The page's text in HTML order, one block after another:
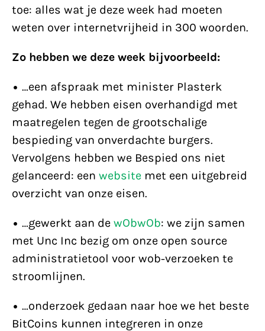
toe: alles wat je deze week had moeten
weten over internetvrijheid in 300 woorden.
Zo hebben we deze week bijvoorbeeld:
• …een afspraak met minister Plasterk
gehad. We hebben eisen overhandigd met
maatregelen tegen de grootschalige
bespieding van onverdachte burgers.
Vervolgens hebben we Bespied ons niet
gelanceerd: een website met een uitgebreid
overzicht van onze eisen.
• …gewerkt aan de wObwOb: we zijn samen
met Unc Inc bezig om onze open source
administratietool voor wob-verzoeken te
stroomlijnen.
• …onderzoek gedaan naar hoe we het beste
BitCoins kunnen integreren in onze